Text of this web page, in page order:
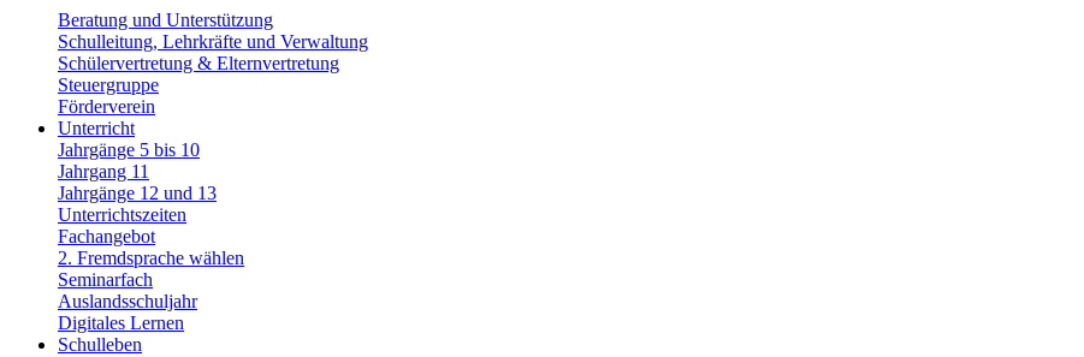
Beratung und Unterstützung
Schulleitung, Lehrkräfte und Verwaltung
Schülervertretung & Elternvertretung
Steuergruppe
Förderverein
Unterricht
Jahrgänge 5 bis 10
Jahrgang 11
Jahrgänge 12 und 13
Unterrichtszeiten
Fachangebot
2. Fremdsprache wählen
Seminarfach
Auslandsschuljahr
Digitales Lernen
Schulleben